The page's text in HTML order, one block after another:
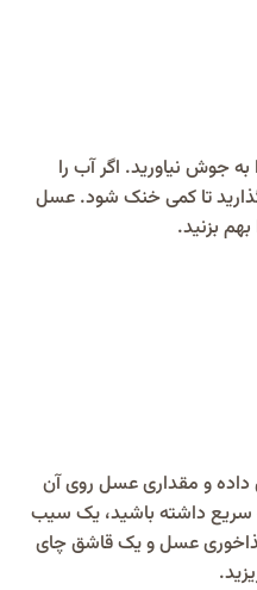
به جوش نیاورید. اگر آب را
تا کمی خنک شود. عسل
بزنید.
و مقداری عسل روی آن
سریع داشته باشید، یک سیب
عسل و یک قاشق چای